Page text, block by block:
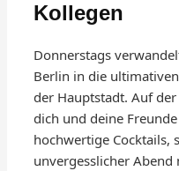
Kollegen
Donnerstags
Berlin in die
der Hauptstadt. Auf
dich und deine
hochwertige Cocktails,
unvergesslicher